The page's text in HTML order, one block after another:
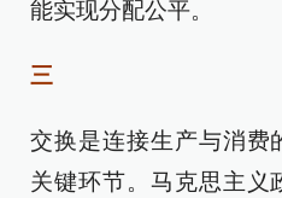
能实现分配公平。
三
交换是连接生产与消费
关键环节。马克思主义